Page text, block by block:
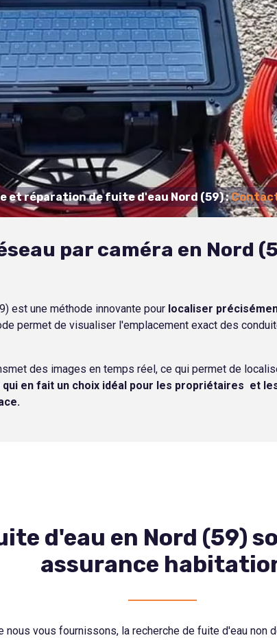
et réparation de fuite d'eau Nord (59) :
par caméra en Nord
est une méthode innovante pour localiser
permet de visualiser l'emplacement exact des
des images en temps réel, ce qui permet de
en fait un choix idéal pour les propriétaires et
d'eau en Nord (59)
assurance
nous vous fournissons, la recherche de fuite d'eau